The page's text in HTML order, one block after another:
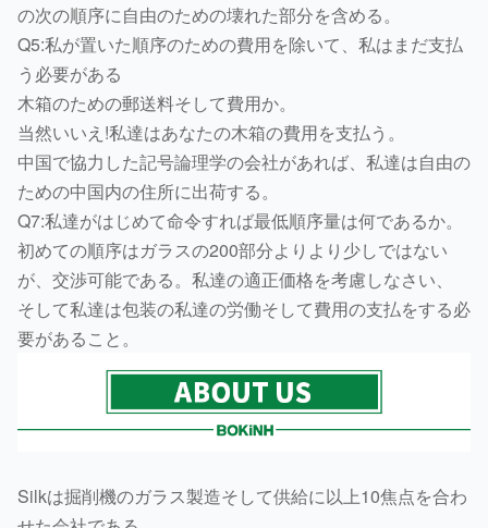
の次の順序に自由のための壊れた部分を含める。
Q5:私が置いた順序のための費用を除いて、私はまだ支払
う必要がある
木箱のための郵送料そして費用か。
当然いいえ!私達はあなたの木箱の費用を支払う。
中国で協力した記号論理学の会社があれば、私達は自由の
ための中国内の住所に出荷する。
Q7:私達がはじめて命令すれば最低順序量は何であるか。
初めての順序はガラスの200部分よりより少しではない
が、交渉可能である。私達の適正価格を考慮しなさい、
そして私達は包装の私達の労働そして費用の支払をする必
要があること。
Silkは掘削機のガラス製造そして供給に以上10焦点を合わ